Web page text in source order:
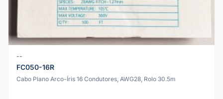
--
FC050-16R
Cabo Plano Arco-Íris 16 Condutores, AWG28, Rolo 30.5m